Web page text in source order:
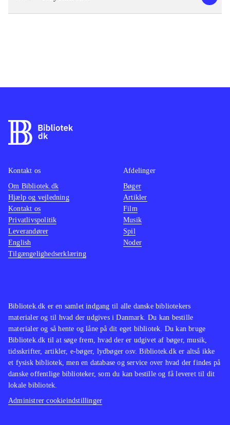
Bibliotek.dk er en samlet indgang til alle danske bibliotekers
materialer og til hvad der udgives i Danmark. Du kan bestille
materialer og så hente og låne på dit eget bibliotek. Du kan bruge
Bibliotek.dk til at søge frem, hvad der er udgivet af bøger, musik,
tidsskrifter, artikler, e-bøger, lydbøger osv. Bibliotek.dk er altså ikke
et fysisk bibliotek, men en database og service over hvad der findes på
danske offentlige biblioteker, som du kan bestille og få leveret til dit
lokale bibliotek.
Administrer cookieindstillinger
Kontakt os
Om Bibliotek.dk
Hjælp og vejledning
Kontakt os
Privatlivspolitik
Leverandører
English
Tilgængelighedserklæring
Afdelinger
Bøger
Artikler
Film
Musik
Spil
Noder